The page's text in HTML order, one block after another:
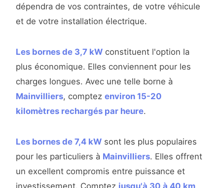
dépendra de vos contraintes, de votre véhicule
et de votre installation électrique.
Les bornes de 3,7 kW constituent l'option la
plus économique. Elles conviennent pour les
charges longues. Avec une telle borne à
Mainvilliers, comptez environ 15-20
kilomètres rechargés par heure.
Les bornes de 7,4 kW sont les plus populaires
pour les particuliers à Mainvilliers. Elles offrent
un excellent compromis entre puissance et